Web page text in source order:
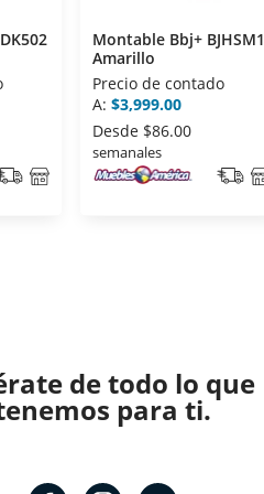
Montable Bbj+ BJHSM1
Amarillo
Precio de contado
A: $3,999.00
Desde $86.00
semanales
de todo lo que
para ti.